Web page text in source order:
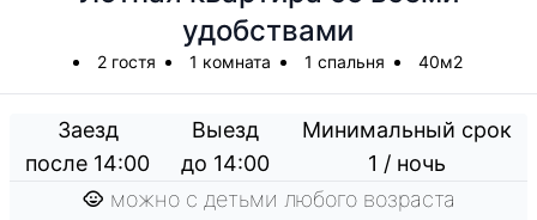
удобствами
2 гостя 1 комната 1 спальня 40м2
Заезд
после 14:00
Выезд
до 14:00
Минимальный срок
1 / ночь
можно с детьми любого возраста